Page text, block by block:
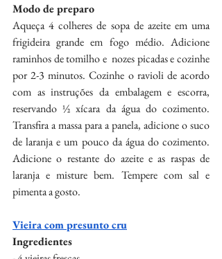
Modo de preparo
Aqueça 4 colheres de sopa de azeite em uma
frigideira ⁠grande em fogo médio. Adicione
raminhos de tomilho e ⁠ nozes picadas e cozinhe
por 2-3 minutos. Cozinhe o ravioli ⁠de acordo
com as instruções da embalagem e escorra,
⁠reservando ½ xícara da água do cozimento.
Transfira a ⁠massa para a panela, adicione o suco
de laranja e um ⁠pouco da água do cozimento.
Adicione o restante ⁠do azeite e as raspas de
laranja e misture bem. ⁠Tempere com sal e
pimenta a gosto.
Vieira com presunto cru
Ingredientes